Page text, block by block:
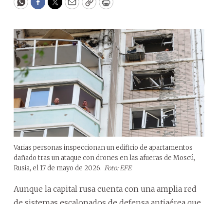
WhatsApp
Facebook
Twitter
EmailCopyPrint
Varias personas inspeccionan un edificio de apartamentos
dañado tras un ataque con drones en las afueras de Moscú,
Rusia, el 17 de mayo de 2026. Foto: EFE
Aunque la capital rusa cuenta con una amplia red